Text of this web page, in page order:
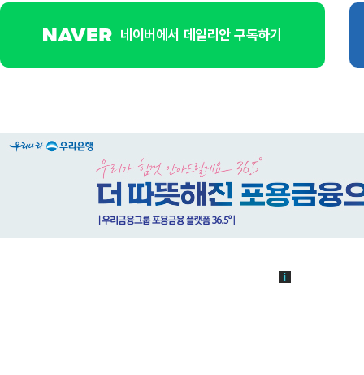
네이버에서 데일리안 구독하기